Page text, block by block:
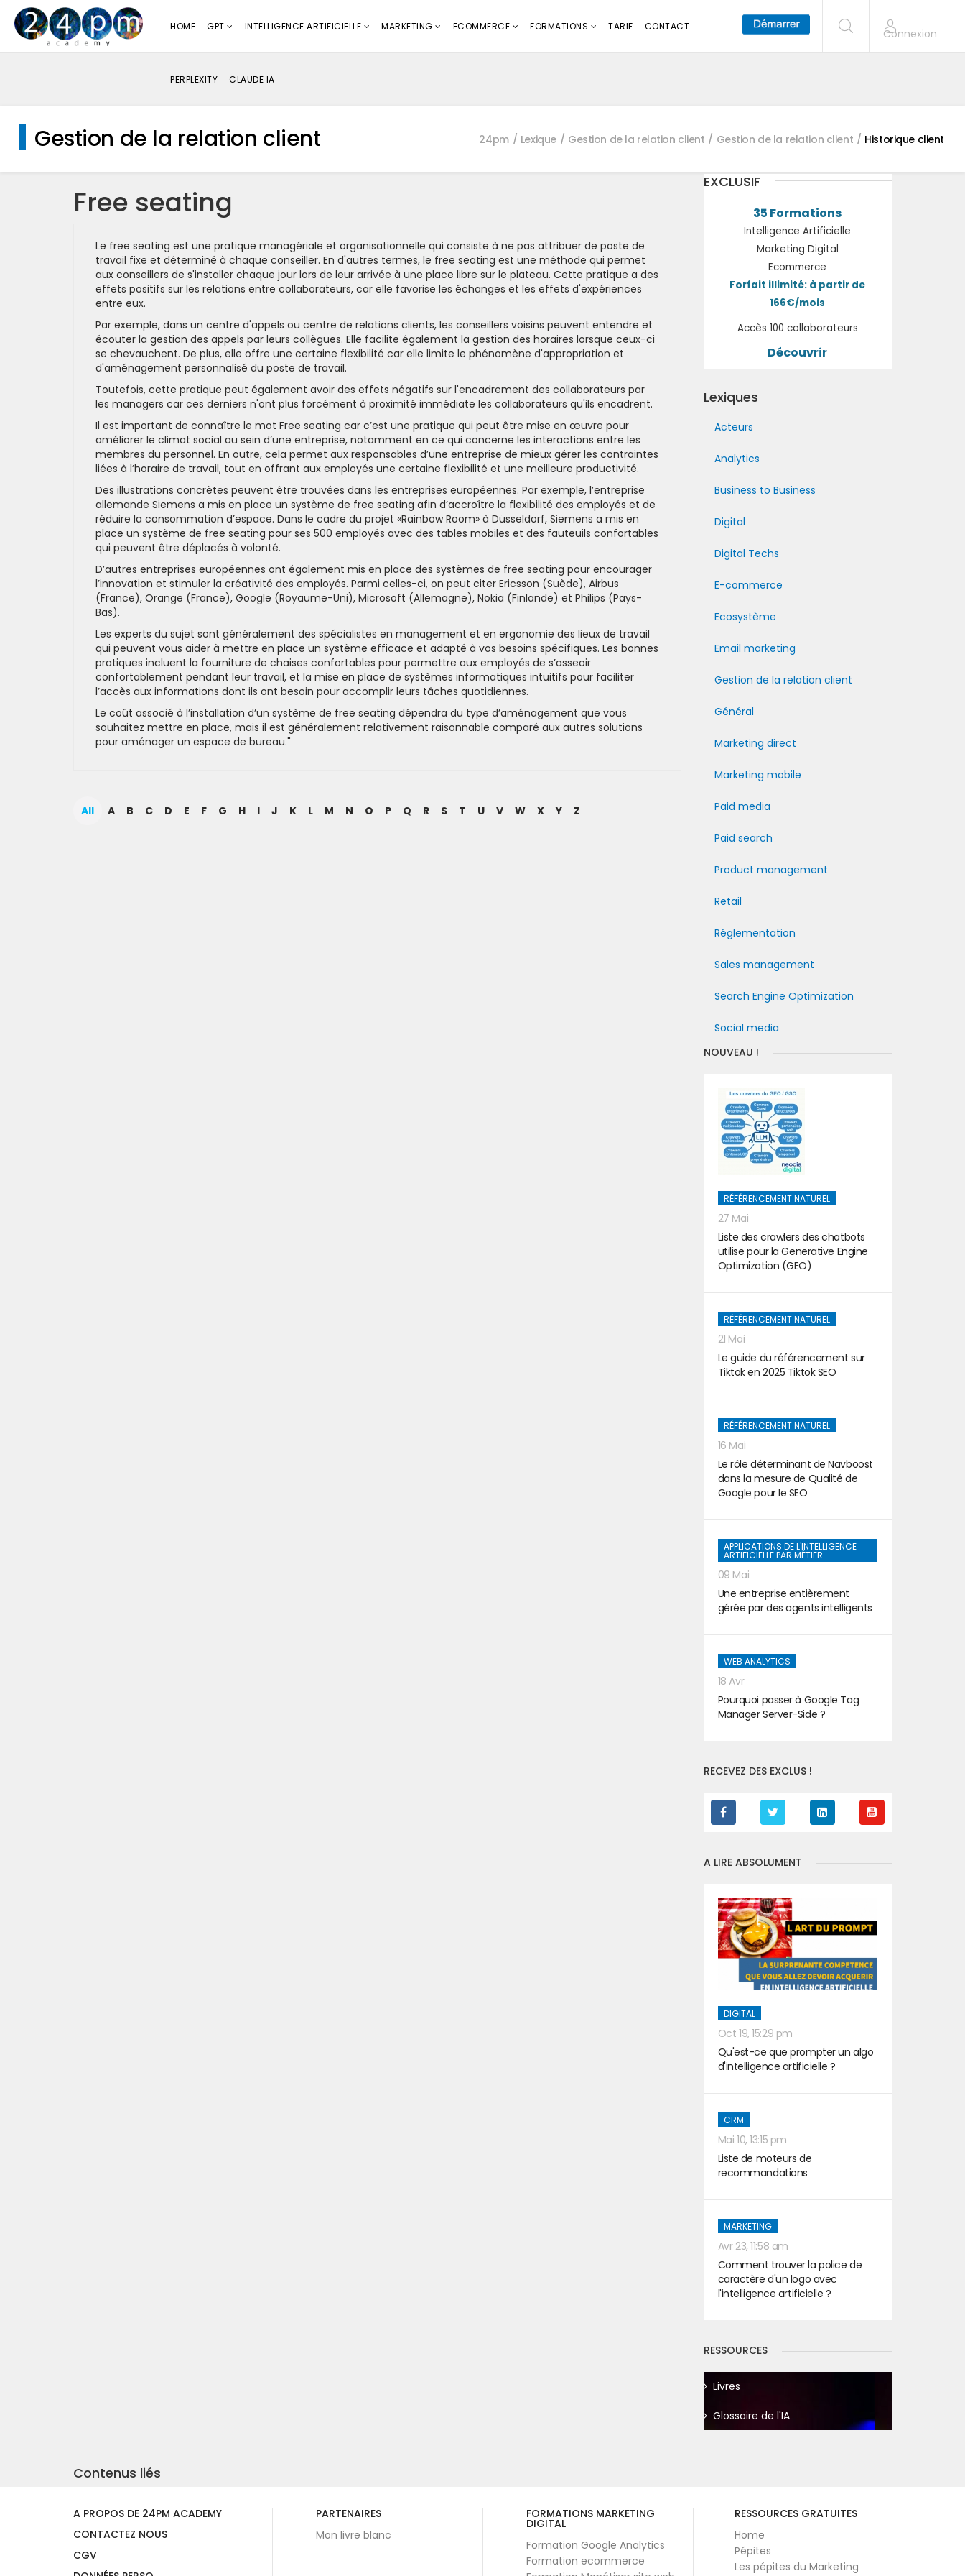
HOME GPT INTELLIGENCE ARTIFICIELLE MARKETING ECOMMERCE FORMATIONS TARIF CONTACT
PERPLEXITY CLAUDE IA
Connexion
Gestion de la relation client 24pm Lexique Gestion de la relation client Gestion de la relation client Historique client
Free seating
Le free seating est une pratique managériale et organisationnelle qui consiste à ne pas attribuer de poste de
travail fixe et déterminé à chaque conseiller. En d'autres termes, le free seating est une méthode qui permet
aux conseillers de s'installer chaque jour lors de leur arrivée à une place libre sur le plateau. Cette pratique a des
effets positifs sur les relations entre collaborateurs, car elle favorise les échanges et les effets d'expériences
entre eux.
Par exemple, dans un centre d'appels ou centre de relations clients, les conseillers voisins peuvent entendre et
écouter la gestion des appels par leurs collègues. Elle facilite également la gestion des horaires lorsque ceux-ci
se chevauchent. De plus, elle offre une certaine flexibilité car elle limite le phénomène d'appropriation et
d'aménagement personnalisé du poste de travail.
Toutefois, cette pratique peut également avoir des effets négatifs sur l'encadrement des collaborateurs par
les managers car ces derniers n'ont plus forcément à proximité immédiate les collaborateurs qu'ils encadrent.
Il est important de connaître le mot Free seating car c’est une pratique qui peut être mise en œuvre pour
améliorer le climat social au sein d’une entreprise, notamment en ce qui concerne les interactions entre les
membres du personnel. En outre, cela permet aux responsables d’une entreprise de mieux gérer les contraintes
liées à l’horaire de travail, tout en offrant aux employés une certaine flexibilité et une meilleure productivité.
Des illustrations concrètes peuvent être trouvées dans les entreprises européennes. Par exemple, l’entreprise
allemande Siemens a mis en place un système de free seating afin d’accroître la flexibilité des employés et de
réduire la consommation d’espace. Dans le cadre du projet «Rainbow Room» à Düsseldorf, Siemens a mis en
place un système de free seating pour ses 500 employés avec des tables mobiles et des fauteuils confortables
qui peuvent être déplacés à volonté.
D’autres entreprises européennes ont également mis en place des systèmes de free seating pour encourager
l’innovation et stimuler la créativité des employés. Parmi celles-ci, on peut citer Ericsson (Suède), Airbus
(France), Orange (France), Google (Royaume-Uni), Microsoft (Allemagne), Nokia (Finlande) et Philips (Pays-
Bas).
Les experts du sujet sont généralement des spécialistes en management et en ergonomie des lieux de travail
qui peuvent vous aider à mettre en place un système efficace et adapté à vos besoins spécifiques. Les bonnes
pratiques incluent la fourniture de chaises confortables pour permettre aux employés de s’asseoir
confortablement pendant leur travail, et la mise en place de systèmes informatiques intuitifs pour faciliter
l’accès aux informations dont ils ont besoin pour accomplir leurs tâches quotidiennes.
Le coût associé à l’installation d’un système de free seating dépendra du type d’aménagement que vous
souhaitez mettre en place, mais il est généralement relativement raisonnable comparé aux autres solutions
pour aménager un espace de bureau."
All A B C D E F G H I J K L M N O P Q R S T U V W X Y Z
EXCLUSIF
35 Formations
Intelligence Artificielle
Marketing Digital
Ecommerce
Forfait illimité: à partir de
166€/mois
Accès 100 collaborateurs
Découvrir
Lexiques
Acteurs
Analytics
Business to Business
Digital
Digital Techs
E-commerce
Ecosystème
Email marketing
Gestion de la relation client
Général
Marketing direct
Marketing mobile
Paid media
Paid search
Product management
Retail
Réglementation
Sales management
Search Engine Optimization
Social media
NOUVEAU !
RÉFÉRENCEMENT NATUREL
27 Mai
Liste des crawlers des chatbots
utilise pour la Generative Engine
Optimization (GEO)
RÉFÉRENCEMENT NATUREL
21 Mai
Le guide du référencement sur
Tiktok en 2025 Tiktok SEO
RÉFÉRENCEMENT NATUREL
16 Mai
Le rôle déterminant de Navboost
dans la mesure de Qualité de
Google pour le SEO
APPLICATIONS DE L'INTELLIGENCE
ARTIFICIELLE PAR MÉTIER
09 Mai
Une entreprise entièrement
gérée par des agents intelligents
WEB ANALYTICS
18 Avr
Pourquoi passer à Google Tag
Manager Server-Side ?
RECEVEZ DES EXCLUS !
A LIRE ABSOLUMENT
DIGITAL
Oct 19, 15:29 pm
Qu'est-ce que prompter un algo
d'intelligence artificielle ?
CRM
Mai 10, 13:15 pm
Liste de moteurs de
recommandations
MARKETING
Avr 23, 11:58 am
Comment trouver la police de
caractère d'un logo avec
l'intelligence artificielle ?
RESSOURCES
Livres
Glossaire de l'IA
Contenus liés
A PROPOS DE 24PM ACADEMY
CONTACTEZ NOUS
CGV
PARTENAIRES
Mon livre blanc
FORMATIONS MARKETING
DIGITAL
Formation Google Analytics
Formation ecommerce
RESSOURCES GRATUITES
Home
Pépites
Les pépites du Marketing